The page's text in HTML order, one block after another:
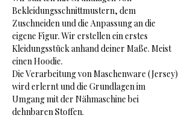
Bekleidungsschnittmustern, dem
Zuschneiden und die Anpassung an die
eigene Figur. Wir erstellen ein erstes
Kleidungsstück anhand deiner Maße. Meist
einen Hoodie.
Die Verarbeitung von Maschenware (Jersey)
wird erlernt und die Grundlagen im
Umgang mit der Nähmaschine bei
dehnbaren Stoffen.